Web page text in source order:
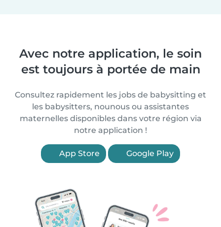
Avec notre application, le soin
est toujours à portée de main
Consultez rapidement les jobs de babysitting et
les babysitters, nounous ou assistantes
maternelles disponibles dans votre région via
notre application !
App Store Google Play